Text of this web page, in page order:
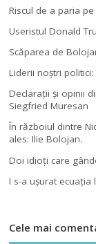
Riscul de a paria
Useristul Donald
Scăparea de
Liderii noştri
Declaraţii şi opinii
Siegfried Muresan
În războiul dintre
ales: Ilie Bolojan.
Doi idioţi care
I s-a uşurat ecuaţia
Cele mai